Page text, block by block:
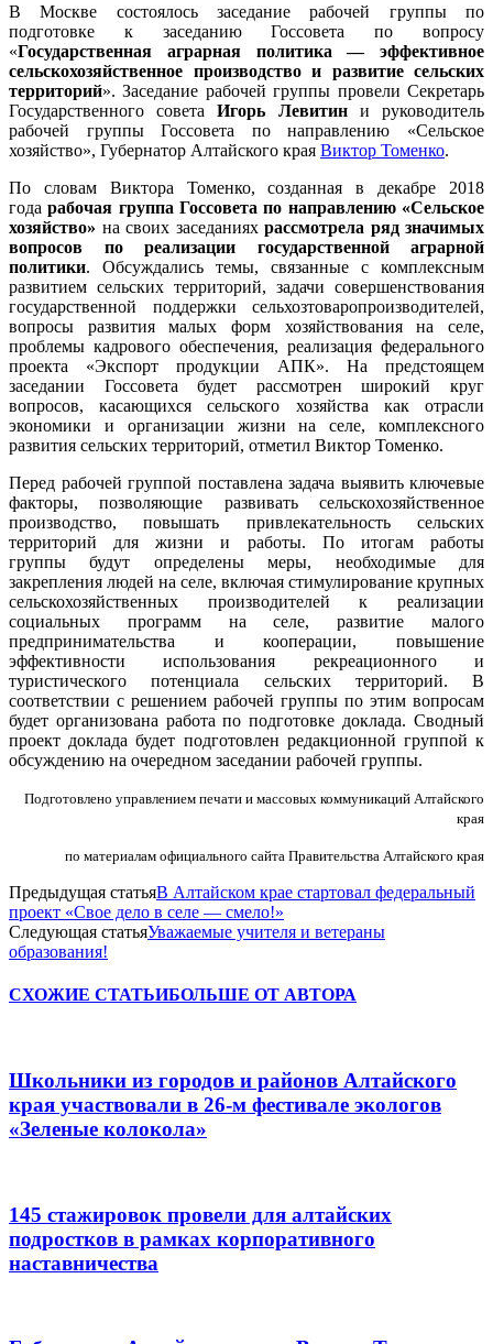
В Москве состоялось заседание рабочей группы по
подготовке к заседанию Госсовета по вопросу
«Государственная аграрная политика — эффективное
сельскохозяйственное производство и развитие сельских
территорий». Заседание рабочей группы провели Секретарь
Государственного советаИгорь Левитини руководитель
рабочей группы Госсовета по направлению «Сельское
хозяйство», Губернатор Алтайского края Виктор Томенко.
По словам Виктора Томенко, созданная в декабре 2018
годарабочая группа Госсовета по направлению «Сельское
хозяйство» на своих заседаниях рассмотрела ряд значимых
вопросов по реализации государственной аграрной
политики. Обсуждались темы, связанные с комплексным
развитием сельских территорий, задачи совершенствования
государственной поддержки сельхозтоваропроизводителей,
вопросы развития малых форм хозяйствования на селе,
проблемы кадрового обеспечения, реализация федерального
проекта «Экспорт продукции АПК». На предстоящем
заседании Госсовета будет рассмотрен широкий круг
вопросов, касающихся сельского хозяйства как отрасли
экономики и организации жизни на селе, комплексного
развития сельских территорий, отметил Виктор Томенко.
Перед рабочей группой поставлена задача выявить ключевые
факторы, позволяющие развивать сельскохозяйственное
производство, повышать привлекательность сельских
территорий для жизни и работы. По итогам работы
группы будут определены меры, необходимые для
закрепления людей на селе, включая стимулирование крупных
сельскохозяйственных производителей к реализации
социальных программ на селе, развитие малого
предпринимательства и кооперации, повышение
эффективности использования рекреационного и
туристического потенциала сельских территорий. В
соответствии с решением рабочей группы по этим вопросам
будет организована работа по подготовке доклада. Сводный
проект доклада будет подготовлен редакционной группой к
обсуждению на очередном заседании рабочей группы.
Подготовлено управлением печати и массовых коммуникаций Алтайского
края
по материалам официального сайта Правительства Алтайского края
Предыдущая статьяВ Алтайском крае стартовал федеральный
проект «Свое дело в селе — смело!»
Следующая статьяУважаемые учителя и ветераны
образования!
СХОЖИЕ СТАТЬИБОЛЬШЕ ОТ АВТОРА
Школьники из городов и районов Алтайского
края участвовали в 26-м фестивале экологов
«Зеленые колокола»
145 стажировок провели для алтайских
подростков в рамках корпоративного
наставничества